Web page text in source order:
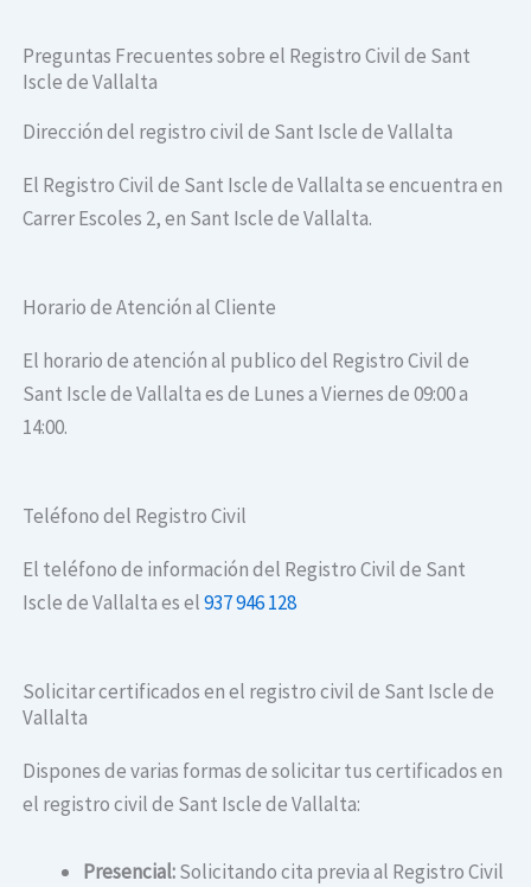
Preguntas Frecuentes sobre el Registro Civil de Sant
Iscle de Vallalta
Dirección del registro civil de Sant Iscle de Vallalta
El Registro Civil de Sant Iscle de Vallalta se encuentra en
Carrer Escoles 2, en Sant Iscle de Vallalta.
Horario de Atención al Cliente
El horario de atención al publico del Registro Civil de
Sant Iscle de Vallalta es de Lunes a Viernes de 09:00 a
14:00.
Teléfono del Registro Civil
El teléfono de información del Registro Civil de Sant
Iscle de Vallalta es el937 946 128
Solicitar certificados en el registro civil de Sant Iscle de
Vallalta
Dispones de varias formas de solicitar tus certificados en
el registro civil de Sant Iscle de Vallalta:
Presencial:Solicitando cita previa al Registro Civil